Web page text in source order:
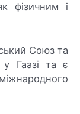
фізичним і
Союз та
Гаазі та є